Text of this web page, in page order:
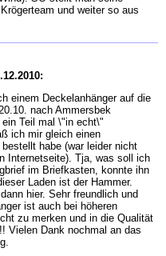
und weiter so aus
einem Deckelanhänger auf die
nach Ammersbek
Teil mal \"in echt\"
ich mir gleich einen
habe (war leider nicht
Internetseite). Tja, was soll ich
im Briefkasten, konnte ihn
Laden ist der Hammer.
hier. Sehr freundlich und
ist auch bei höheren
zu merken und in die Qualität
Vielen Dank nochmal an das